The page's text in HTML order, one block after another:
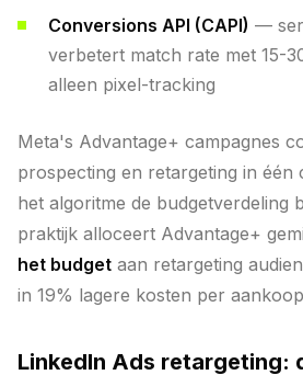
Conversions API (CAPI) —
verbetert match rate met 15-
alleen pixel-tracking
Meta's Advantage+ campagnes
prospecting en retargeting in één
het algoritme de budgetverdeling
praktijk alloceert Advantage+
het budget aan retargeting
in 19% lagere kosten per
LinkedIn Ads retargeting: